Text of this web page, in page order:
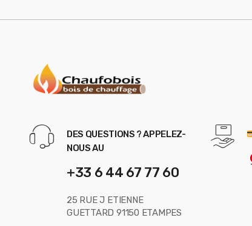
DES QUESTIONS ? APPELEZ-
NOUS AU
+33 6 44 67 77 60
25 RUE J ETIENNE
GUETTARD 91150 ETAMPES